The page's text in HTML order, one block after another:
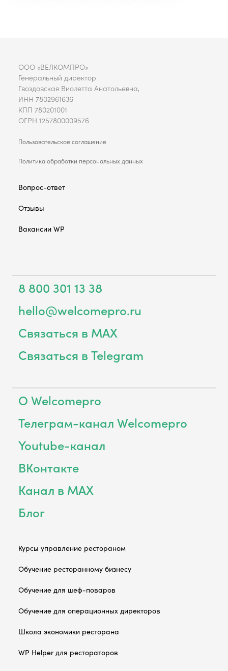
ООО «ВЕЛКОМПРО»
Генеральный директор
Гвоздовская Виолетта Анатольевна,
ИНН 7802961636
КПП 780201001
ОГРН 1257800009576
Пользовательское соглашение
Политика обработки персональных данных
Вопрос-ответ
Отзывы
Вакансии WP
8 800 301 13 38
hello@welcomepro.ru
Связаться в MAX
Связаться в Telegram
О Welcomepro
Телеграм-канал Welcomepro
Youtube-канал
ВКонтакте
Канал в MAX
Блог
Курсы управление рестораном
Обучение ресторанному бизнесу
Обучение для шеф-поваров
Обучение для операционных директоров
Школа экономики ресторана
WP Helper для рестораторов